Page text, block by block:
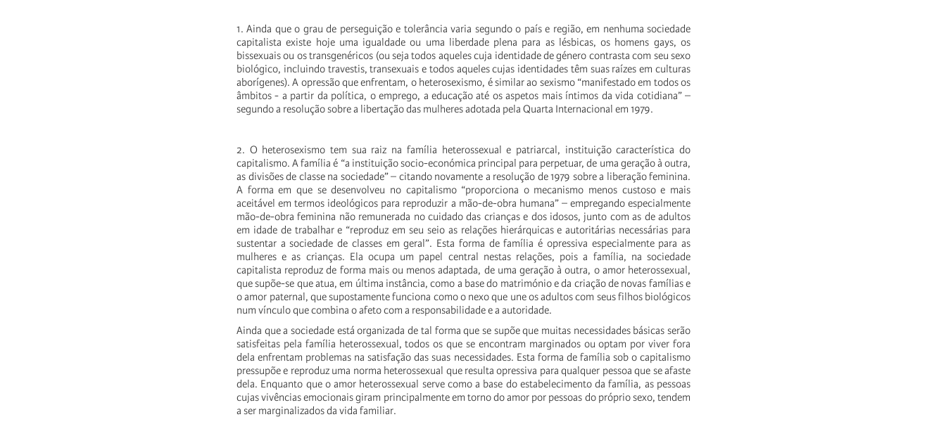
1. Ainda que o grau de perseguição e tolerância varia segundo o país e região, em nenhuma sociedade
capitalista existe hoje uma igualdade ou uma liberdade plena para as lésbicas, os homens gays, os
bissexuais ou os transgenéricos (ou seja todos aqueles cuja identidade de género contrasta com seu sexo
biológico, incluindo travestis, transexuais e todos aqueles cujas identidades têm suas raízes em culturas
aborígenes). A opressão que enfrentam, o heterosexismo, é similar ao sexismo “manifestado em todos os
âmbitos - a partir da política, o emprego, a educação até os aspetos mais íntimos da vida cotidiana” –
segundo a resolução sobre a libertação das mulheres adotada pela Quarta Internacional em 1979.
2. O heterosexismo tem sua raiz na família heterossexual e patriarcal, instituição característica do
capitalismo. A família é “a instituição socio-económica principal para perpetuar, de uma geração à outra,
as divisões de classe na sociedade” – citando novamente a resolução de 1979 sobre a liberação feminina.
A forma em que se desenvolveu no capitalismo “proporciona o mecanismo menos custoso e mais
aceitável em termos ideológicos para reproduzir a mão-de-obra humana” – empregando especialmente
mão-de-obra feminina não remunerada no cuidado das crianças e dos idosos, junto com as de adultos
em idade de trabalhar e “reproduz em seu seio as relações hierárquicas e autoritárias necessárias para
sustentar a sociedade de classes em geral”. Esta forma de família é opressiva especialmente para as
mulheres e as crianças. Ela ocupa um papel central nestas relações, pois a família, na sociedade
capitalista reproduz de forma mais ou menos adaptada, de uma geração à outra, o amor heterossexual,
que supõe-se que atua, em última instância, como a base do matrimónio e da criação de novas famílias e
o amor paternal, que supostamente funciona como o nexo que une os adultos com seus filhos biológicos
num vínculo que combina o afeto com a responsabilidade e a autoridade.
Ainda que a sociedade está organizada de tal forma que se supõe que muitas necessidades básicas serão
satisfeitas pela família heterossexual, todos os que se encontram marginados ou optam por viver fora
dela enfrentam problemas na satisfação das suas necessidades. Esta forma de família sob o capitalismo
pressupõe e reproduz uma norma heterossexual que resulta opressiva para qualquer pessoa que se afaste
dela. Enquanto que o amor heterossexual serve como a base do estabelecimento da família, as pessoas
cujas vivências emocionais giram principalmente em torno do amor por pessoas do próprio sexo, tendem
a ser marginalizados da vida familiar.